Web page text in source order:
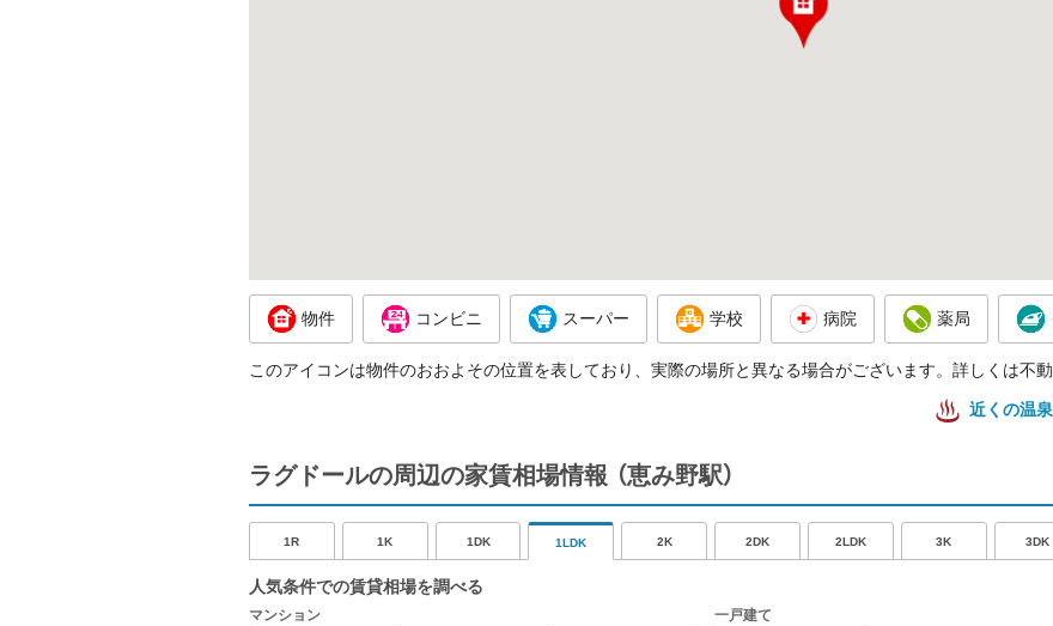
物件 コンビニ スーパー 学校 病院 薬局
このアイコンは物件のおおよその位置を表しており、実際の場所と異なる場合がございます。詳しくは不
近くの温
ラグドールの周辺の家賃相場情報 （恵み野駅）
1R 1K 1DK 1LDK 2K 2DK 2LDK 3K 3DK
人気条件での賃貸相場を調べる
マンション
一戸建て